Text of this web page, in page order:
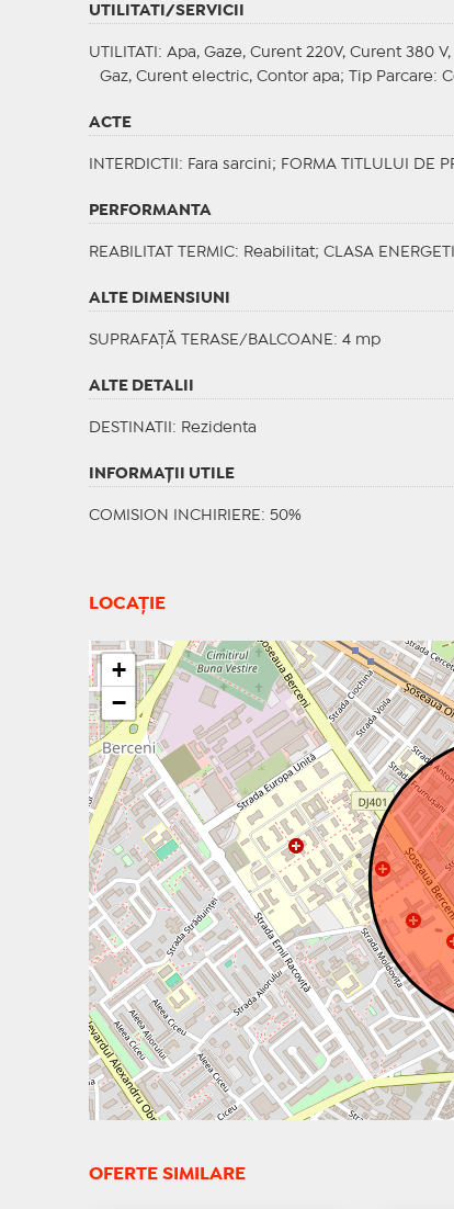
UTILITATI/SERVICII
UTILITATI : Apa, Gaze, Curent 220V, Curent 380
Gaz, Curent electric, Contor apa;
Tip Parcare:
ACTE
INTERDICTII : Fara sarcini; FORMA TITLULUI DE
PERFORMANTA
REABILITAT TERMIC: Reabilitat; CLASA
ALTE DIMENSIUNI
SUPRAFAȚĂ TERASE/BALCOANE: 4 mp
ALTE DETALII
DESTINATII : Rezidenta
INFORMAŢII UTILE
COMISION INCHIRIERE: 50%
LOCAȚIE
+
−
OFERTE SIMILARE